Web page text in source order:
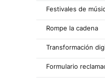
Festivales de
Rompe la cadena
Transformación
Formulario